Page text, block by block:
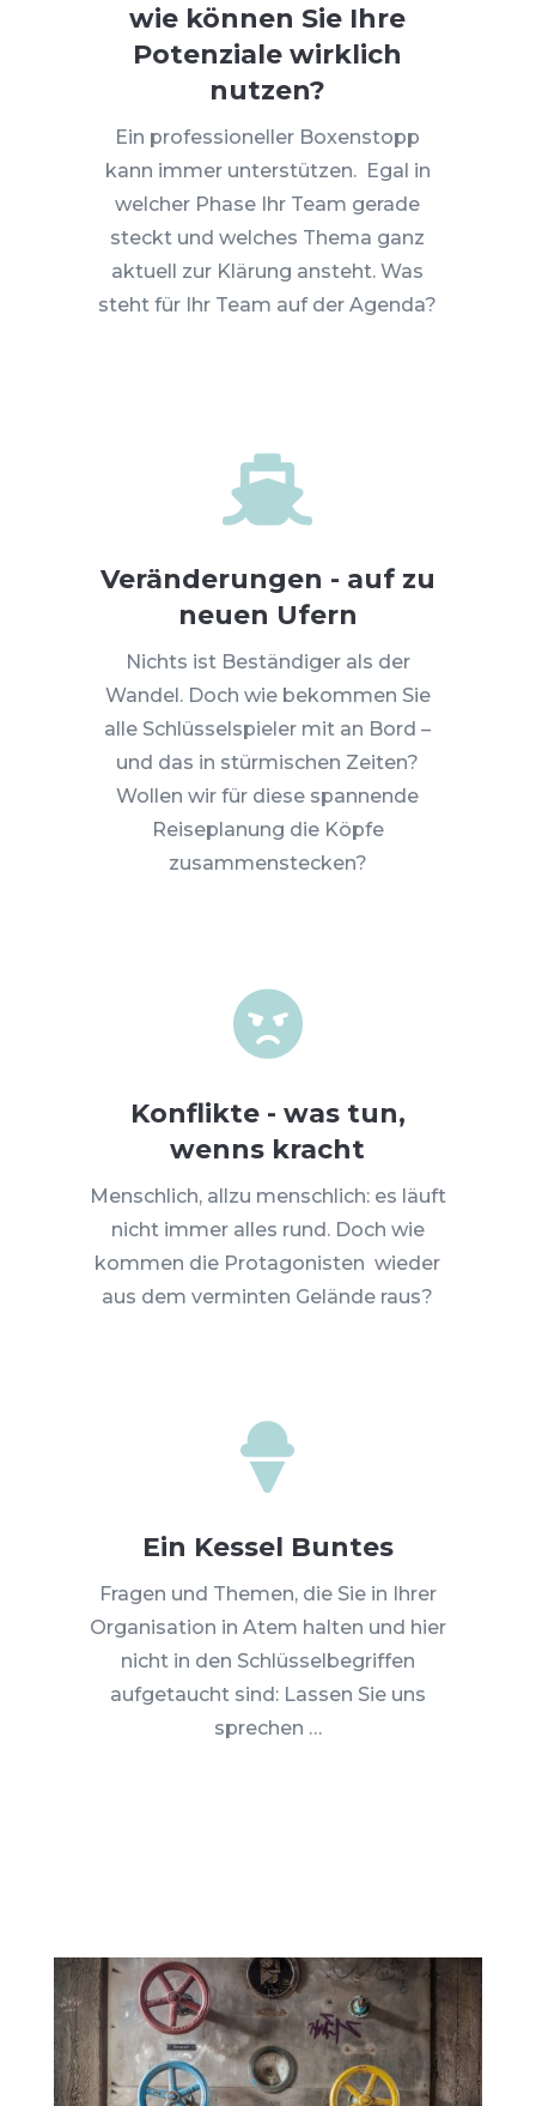
wie können Sie Ihre
Potenziale wirklich
nutzen?
Ein professioneller Boxenstopp
kann immer unterstützen. Egal in
welcher Phase Ihr Team gerade
steckt und welches Thema ganz
aktuell zur Klärung ansteht. Was
steht für Ihr Team auf der Agenda?

Veränderungen - auf zu
neuen Ufern
Nichts ist Beständiger als der
Wandel. Doch wie bekommen Sie
alle Schlüsselspieler mit an Bord –
und das in stürmischen Zeiten?
Wollen wir für diese spannende
Reiseplanung die Köpfe
zusammenstecken?

Konflikte - was tun,
wenns kracht
Menschlich, allzu menschlich: es läuft
nicht immer alles rund. Doch wie
kommen die Protagonisten wieder
aus dem verminten Gelände raus?

Ein Kessel Buntes
Fragen und Themen, die Sie in Ihrer
Organisation in Atem halten und hier
nicht in den Schlüsselbegriffen
aufgetaucht sind: Lassen Sie uns
sprechen …